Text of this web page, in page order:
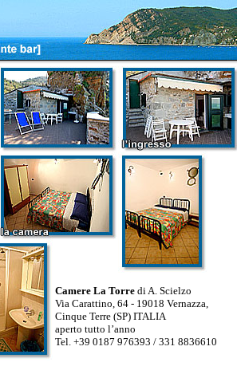
Camere La Torredi A. Scielzo
Via Carattino, 64 - 19018 Vernazza,
Cinque Terre (SP) ITALIA
aperto tutto l’anno
Tel. +39 0187 976393 / 331 8836610